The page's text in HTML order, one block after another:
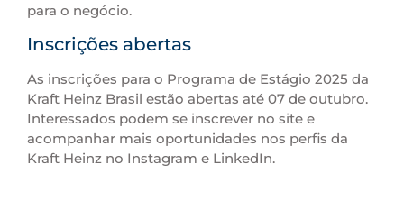
para o negócio.
Inscrições abertas
As inscrições para o Programa de Estágio 2025 da
Kraft Heinz Brasil estão abertas até 07 de outubro.
Interessados podem se inscrever no site e
acompanhar mais oportunidades nos perfis da
Kraft Heinz no Instagram e LinkedIn.